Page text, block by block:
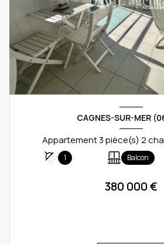
CAGNES-SUR-MER
1 Balcon
380 000 €